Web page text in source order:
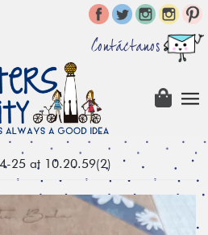
Contáctanos
25 at 10.20.59(2)